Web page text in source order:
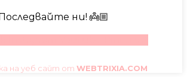
ни! 👼🏼
на уеб сайт от WEBTRIXIA.COM